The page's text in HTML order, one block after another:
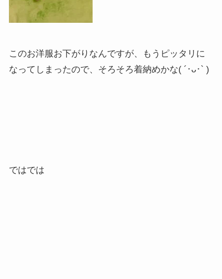
このお洋服お下がりなんですが、もうピッタリに
なってしまったので、そろそろ着納めかな( ´･ᴗ･` )
ではでは